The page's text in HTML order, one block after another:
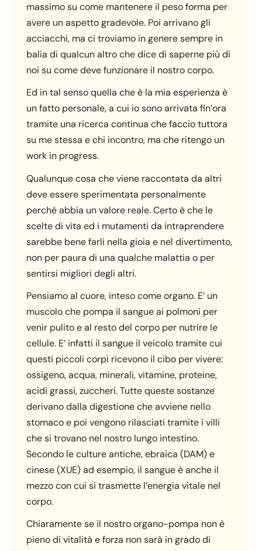
massimo su come mantenere il peso forma per
avere un aspetto gradevole. Poi arrivano gli
acciacchi, ma ci troviamo in genere sempre in
balia di qualcun altro che dice di saperne più di
noi su come deve funzionare il nostro corpo.
Ed in tal senso quella che è la mia esperienza è
un fatto personale, a cui io sono arrivata fin’ora
tramite una ricerca continua che faccio tuttora
su me stessa e chi incontro, ma che ritengo un
work in progress.
Qualunque cosa che viene raccontata da altri
deve essere sperimentata personalmente
perché abbia un valore reale. Certo è che le
scelte di vita ed i mutamenti da intraprendere
sarebbe bene farli nella gioia e nel divertimento,
non per paura di una qualche malattia o per
sentirsi migliori degli altri.
Pensiamo al cuore, inteso come organo. E’ un
muscolo che pompa il sangue ai polmoni per
venir pulito e al resto del corpo per nutrire le
cellule. E’ infatti il sangue il veicolo tramite cui
questi piccoli corpi ricevono il cibo per vivere:
ossigeno, acqua, minerali, vitamine, proteine,
acidi grassi, zuccheri. Tutte queste sostanze
derivano dalla digestione che avviene nello
stomaco e poi vengono rilasciati tramite i villi
che si trovano nel nostro lungo intestino.
Secondo le culture antiche, ebraica (DAM) e
cinese (XUE) ad esempio, il sangue è anche il
mezzo con cui si trasmette l’energia vitale nel
corpo.
Chiaramente se il nostro organo-pompa non è
pieno di vitalità e forza non sarà in grado di